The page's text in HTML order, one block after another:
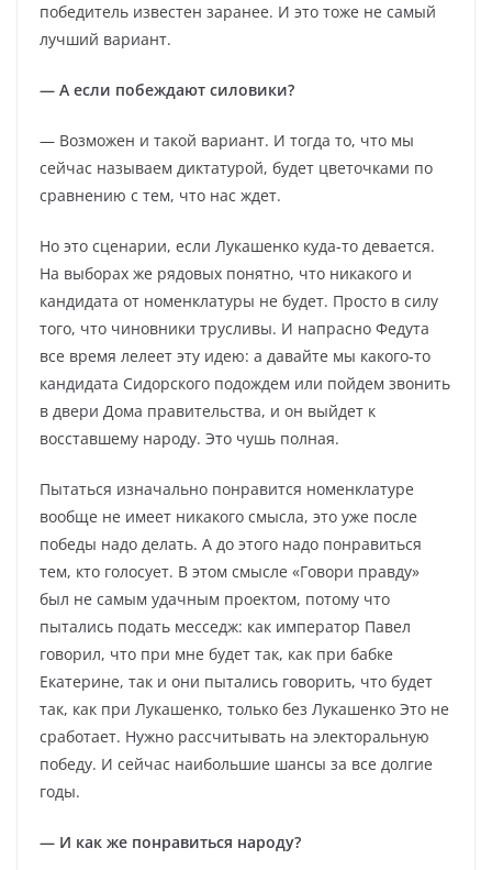
победитель известен заранее. И это тоже не самый
лучший вариант.
— А если побеждают силовики?
— Возможен и такой вариант. И тогда то, что мы
сейчас называем диктатурой, будет цветочками по
сравнению с тем, что нас ждет.
Но это сценарии, если Лукашенко куда-то девается.
На выборах же рядовых понятно, что никакого и
кандидата от номенклатуры не будет. Просто в силу
того, что чиновники трусливы. И напрасно Федута
все время лелеет эту идею: а давайте мы какого-то
кандидата Сидорского подождем или пойдем звонить
в двери Дома правительства, и он выйдет к
восставшему народу. Это чушь полная.
Пытаться изначально понравится номенклатуре
вообще не имеет никакого смысла, это уже после
победы надо делать. А до этого надо понравиться
тем, кто голосует. В этом смысле «Говори правду»
был не самым удачным проектом, потому что
пытались подать месседж: как император Павел
говорил, что при мне будет так, как при бабке
Екатерине, так и они пытались говорить, что будет
так, как при Лукашенко, только без Лукашенко Это не
сработает. Нужно рассчитывать на электоральную
победу. И сейчас наибольшие шансы за все долгие
годы.
— И как же понравиться народу?